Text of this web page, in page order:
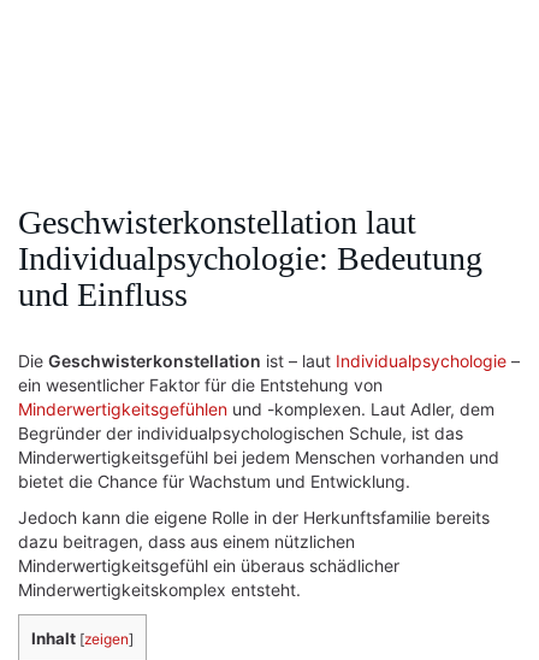
Geschwisterkonstellation laut
Individualpsychologie: Bedeutung
und Einfluss
Die Geschwisterkonstellation ist – laut Individualpsychologie –
ein wesentlicher Faktor für die Entstehung von
Minderwertigkeitsgefühlen und -komplexen. Laut Adler, dem
Begründer der individualpsychologischen Schule, ist das
Minderwertigkeitsgefühl bei jedem Menschen vorhanden und
bietet die Chance für Wachstum und Entwicklung.
Jedoch kann die eigene Rolle in der Herkunftsfamilie bereits
dazu beitragen, dass aus einem nützlichen
Minderwertigkeitsgefühl ein überaus schädlicher
Minderwertigkeitskomplex entsteht.
Inhalt [zeigen]